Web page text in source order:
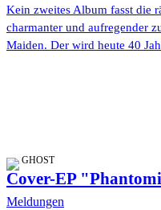
Kein zweites Album fasst die
charmanter und aufregender
Maiden. Der wird heute 40
GHOST
Cover-EP
Meldungen